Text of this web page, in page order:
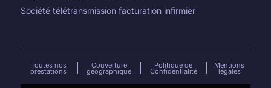
Société télétransmission facturation infirmier
Toutes nos
prestations
Couverture
géographique
Politique de
Confidentialité
Mentions
légales